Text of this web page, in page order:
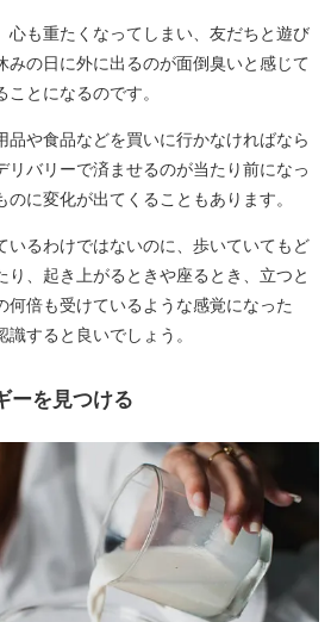
心も重たくなってしまい、友だちと遊び
みの日に外に出るのが面倒臭いと感じて
ことになるのです。
品や食品などを買いに行かなければなら
リバリーで済ませるのが当たり前になっ
に変化が出てくることもあります。
いるわけではないのに、歩いていてもど
り、起き上がるときや座るとき、立つと
何倍も受けているような感覚になった
すると良いでしょう。
ーを見つける